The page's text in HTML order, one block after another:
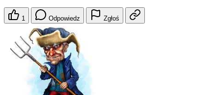
1 Odpowiedz Zgłoś